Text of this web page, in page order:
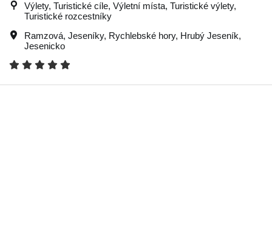
Výlety, Turistické cíle, Výletní místa, Turistické výlety,
Turistické rozcestníky
Ramzová, Jeseníky, Rychlebské hory, Hrubý Jeseník,
Jesenicko